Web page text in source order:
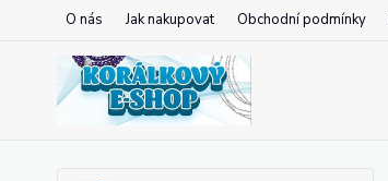
O nás Jak nakupovat Obchodní podmínky